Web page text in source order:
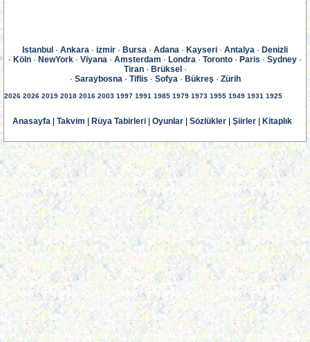
Istanbul · Ankara · izmir · Bursa · Adana · Kayseri · Antalya · Denizli
· Köln · NewYork · Viyana · Amsterdam · Londra · Toronto · Paris · Sydney ·
Tiran· Brüksel ·
· Saraybosna· Tiflis · Sofya· Bükreş · Zürih
2026 2026 2019 2018 2016 2003 1997 1991 1985 1979 1973 1955 1949 1931 1925
Anasayfa Takvim Rüya Tabirleri Oyunlar Sözlükler Şiirler Kitaplık